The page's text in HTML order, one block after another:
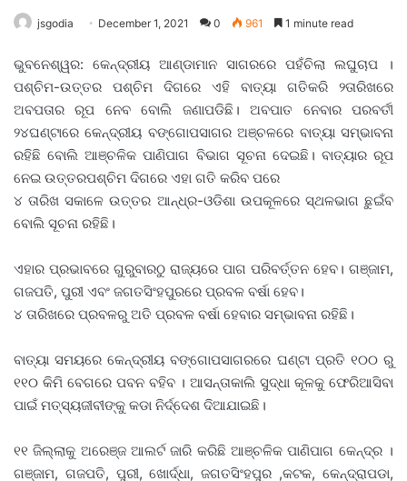
jsgodia December 1, 2021 0 961 1 minute read
ଭୁବନେଶ୍ୱର: କେନ୍ଦ୍ରୀୟ ଆଣ୍ଡାମାନ ସାଗରରେ ପହଁଚିଲା ଲଘୁଚାପ ।
ପଶ୍ଚିମ-ଉତ୍ତର ପଶ୍ଚିମ ଦିଗରେ ଏହି ବାତ୍ୟା ଗତିକରି ୨ତାରିଖରେ
ଅବପତାର ରୂପ ନେବ ବୋଲି ଜଣାପଡିଛି। ଅବପାତ ନେବାର ପରବର୍ତୀ
୨୪ଘଣ୍ଟାରେ କେନ୍ଦ୍ରୀୟ ବଙ୍ଗୋପସାଗର ଅଞ୍ଚଳରେ ବାତ୍ୟା ସମ୍ଭାବନା
ରହିଛି ବୋଲି ଆଞ୍ଚଳିକ ପାଣିପାଗ ବିଭାଗ ସୂଚନା ଦେଇଛି। ବାତ୍ୟାର ରୂପ
ନେଇ ଉତ୍ତରପଶ୍ଚିମ ଦିଗରେ ଏହା ଗତି କରିବ ପରେ
୪ ତାରିଖ ସକାଳେ ଉତ୍ତର ଆନ୍ଧ୍ର-ଓଡିଶା ଉପକୂଳରେ ସ୍ଥଳଭାଗ ଛୁଇଁବ
ବୋଲି ସୂଚନା ରହିଛି।
ଏହାର ପ୍ରଭାବରେ ଗୁରୁବାରଠୁ ରାଜ୍ୟରେ ପାଗ ପରିବର୍ତ୍ତନ ହେବ। ଗଞ୍ଜାମ,
ଗଜପତି, ପୁରୀ ଏବଂ ଜଗତସିଂହପୁରରେ ପ୍ରବଳ ବର୍ଷା ହେବ।
୪ ତାରିଖରେ ପ୍ରବଳରୁ ଅତି ପ୍ରବଳ ବର୍ଷା ହେବାର ସମ୍ଭାବନା ରହିଛି।
ବାତ୍ୟା ସମୟରେ କେନ୍ଦ୍ରୀୟ ବଙ୍ଗୋପସାଗରରେ ଘଣ୍ଟା ପ୍ରତି ୧୦୦ ରୁ
୧୧୦ କିମି ବେଗରେ ପବନ ବହିବ । ଆସନ୍ତାକାଲି ସୁଦ୍ଧା କୂଳକୁ ଫେରିଆସିବା
ପାଇଁ ମତ୍ସ୍ୟଜୀବୀଙ୍କୁ କଡା ନିର୍ଦ୍ଦେଶ ଦିଆଯାଇଛି।
୧୧ ଜିଲ୍ଲାକୁ ଅରେଞ୍ଜ ଆଲର୍ଟ ଜାରି କରିଛି ଆଞ୍ଚଳିକ ପାଣିପାଗ କେନ୍ଦ୍ର ।
ଗଞ୍ଜାମ, ଗଜପତି, ପୁରୀ, ଖୋର୍ଦ୍ଧା, ଜଗତସିଂହପୁର ,କଟକ, କେନ୍ଦ୍ରାପଡା,